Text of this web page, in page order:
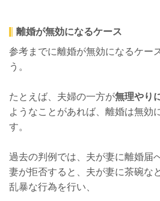
離婚が無効になるケース
参考までに離婚が無効になるケー
う。
たとえば、夫婦の一方が無理やり
ようなことがあれば、離婚は無効
す。
過去の判例では、夫が妻に離婚届
妻が拒否すると、夫が妻に茶碗な
乱暴な行為を行い、